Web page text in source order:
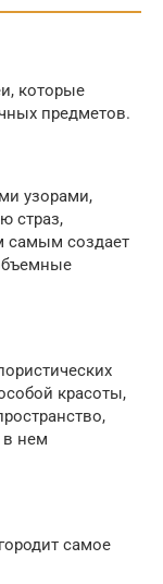
которые
предметов.
узорами,
страз,
самым создает
красоты,
в нем
самое